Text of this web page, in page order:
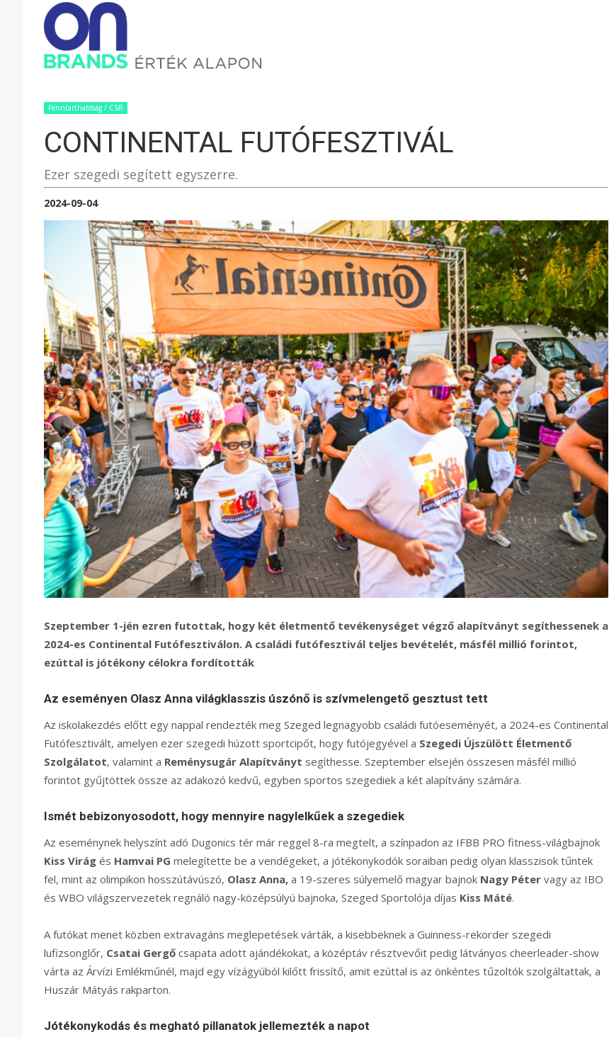
Fenntarthatóság / CSR
CONTINENTAL FUTÓFESZTIVÁL
Ezer szegedi segített egyszerre.
2024-09-04
Szeptember 1-jén ezren futottak, hogy két életmentő tevékenységet végző alapítványt segíthessenek a
2024-es Continental Futófesztiválon. A családi futófesztivál teljes bevételét, másfél millió forintot,
ezúttal is jótékony célokra fordították
Az eseményen Olasz Anna világklasszis úszónő is szívmelengető gesztust tett
Az iskolakezdés előtt egy nappal rendezték meg Szeged legnagyobb családi futóeseményét, a 2024-es Continental
Futófesztivált, amelyen ezer szegedi húzott sportcipőt, hogy futójegyével a Szegedi Újszülött Életmentő
Szolgálatot, valamint a Reménysugár Alapítványt segíthesse. Szeptember elsején összesen másfél millió
forintot gyűjtöttek össze az adakozó kedvű, egyben sportos szegediek a két alapítvány számára.
Ismét bebizonyosodott, hogy mennyire nagylelkűek a szegediek
Az eseménynek helyszínt adó Dugonics tér már reggel 8-ra megtelt, a színpadon az IFBB PRO fitness-világbajnok
Kiss Virág és Hamvai PG melegítette be a vendégeket, a jótékonykodók soraiban pedig olyan klasszisok tűntek
fel, mint az olimpikon hosszútávúszó, Olasz Anna, a 19-szeres súlyemelő magyar bajnok Nagy Péter vagy az IBO
és WBO világszervezetek regnáló nagy-középsúlyú bajnoka, Szeged Sportolója díjas Kiss Máté.
A futókat menet közben extravagáns meglepetések várták, a kisebbeknek a Guinness-rekorder szegedi
lufizsonglőr, Csatai Gergő csapata adott ajándékokat, a középtáv résztvevőit pedig látványos cheerleader-show
várta az Árvízi Emlékműnél, majd egy vízágyúból kilőtt frissítő, amit ezúttal is az önkéntes tűzoltók szolgáltattak, a
Huszár Mátyás rakparton.
Jótékonykodás és megható pillanatok jellemezték a napot